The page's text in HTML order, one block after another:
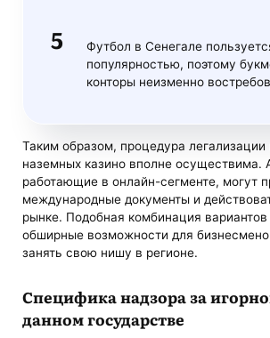
Футбол в Сенегале
популярностью, поэтому
конторы неизменно
Таким образом, процедура легализации
наземных казино вполне осуществима.
работающие в онлайн-сегменте, могут
международные документы и
рынке. Подобная комбинация вариантов
обширные возможности для
занять свою нишу в регионе.
Специфика надзора за
данном государстве